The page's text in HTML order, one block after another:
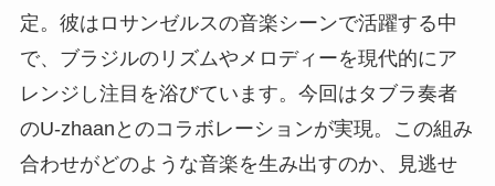
定。彼はロサンゼルスの音楽シーンで活躍する中
で、ブラジルのリズムやメロディーを現代的にア
レンジし注目を浴びています。今回はタブラ奏者
のU-zhaanとのコラボレーションが実現。この組み
合わせがどのような音楽を生み出すのか、見逃せ